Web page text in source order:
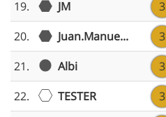
19.
JM 3
20.
Juan.Manue... 3
21.
Albi 3
22.
TESTER 3